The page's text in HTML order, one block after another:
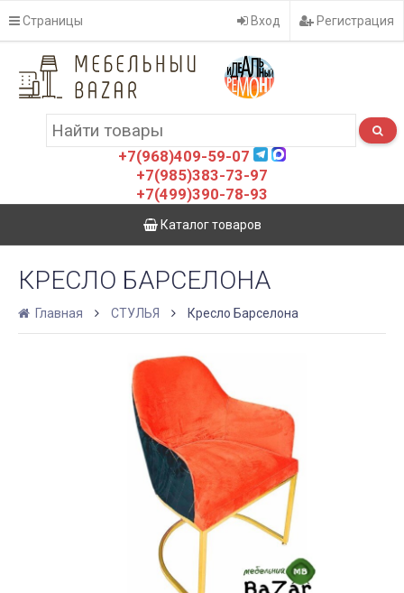
Страницы Вход Регистрация
+7(968)409-59-07
+7(985)383-73-97
+7(499)390-78-93
Каталог товаров
КРЕСЛО БАРСЕЛОНА
Главная СТУЛЬЯ Кресло Барселона